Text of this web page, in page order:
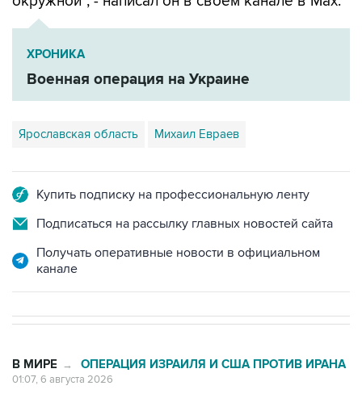
ХРОНИКА
Военная операция на Украине
Ярославская область Михаил Евраев
Купить подписку на профессиональную ленту
Подписаться на рассылку главных новостей сайта
Получать оперативные новости в официальном
канале
В МИРЕ → ОПЕРАЦИЯ ИЗРАИЛЯ И США ПРОТИВ ИРАНА
01:07, 6 августа 2026